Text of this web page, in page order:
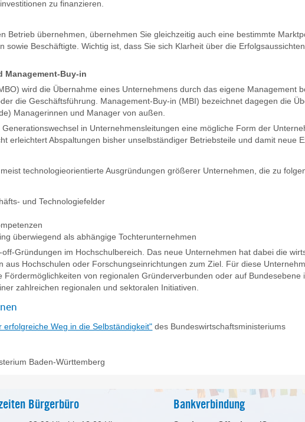
zu finanzieren.
Betrieb übernehmen, übernehmen Sie gleichzeitig auch eine bestimmte
sowie Beschäftigte. Wichtig ist, dass Sie sich Klarheit über die
Management-Buy-in
wird die Übernahme eines Unternehmens durch das eigene Management
die Geschäftsführung. Management-Buy-in (MBI) bezeichnet dagegen die
Managerinnen und Manager von außen.
in Unternehmensleitungen eine mögliche Form der
erleichtert Abspaltungen bisher unselbständiger Betriebsteile und damit neue
technologieorientierte Ausgründungen größerer Unternehmen, die zu
und Technologiefelder
überwiegend als abhängige Tochterunternehmen
Gründungen im Hochschulbereich. Das neue Unternehmen hat dabei die
aus Hochschulen oder Forschungseinrichtungen zum Ziel. Für diese
Fördermöglichkeiten von regionalen Gründerverbunden oder auf Bundesebene
zahlreichen regionalen und sektoralen Initiativen.
erfolgreiche Weg in die Selbständigkeit" des Bundeswirtschaftsministeriums
Baden-Württemberg
Bürgerbüro Bankverbindung